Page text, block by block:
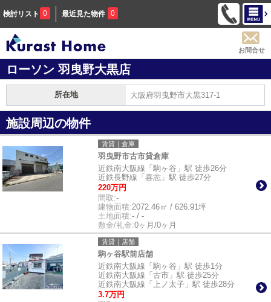
検討リスト 0 最近見た物件 0
お問合せ
ローソン 羽曳野大黒店
所在地 大阪府羽曳野市大黒317-1
施設周辺の物件
賃貸｜倉庫
羽曳野市古市貸倉庫
近鉄南大阪線「駒ヶ谷」駅 徒歩26分
近鉄長野線「喜志」駅 徒歩27分
220万円
間取:-
建物面積:2072.46㎡ / 626.91坪
土地面積:- / -
敷金/礼金:0ヶ月/0ヶ月
賃貸｜店舗
駒ヶ谷駅前店舗
近鉄南大阪線「駒ヶ谷」駅 徒歩1分
近鉄南大阪線「古市」駅 徒歩25分
近鉄南大阪線「上ノ太子」駅 徒歩28分
3.7万円